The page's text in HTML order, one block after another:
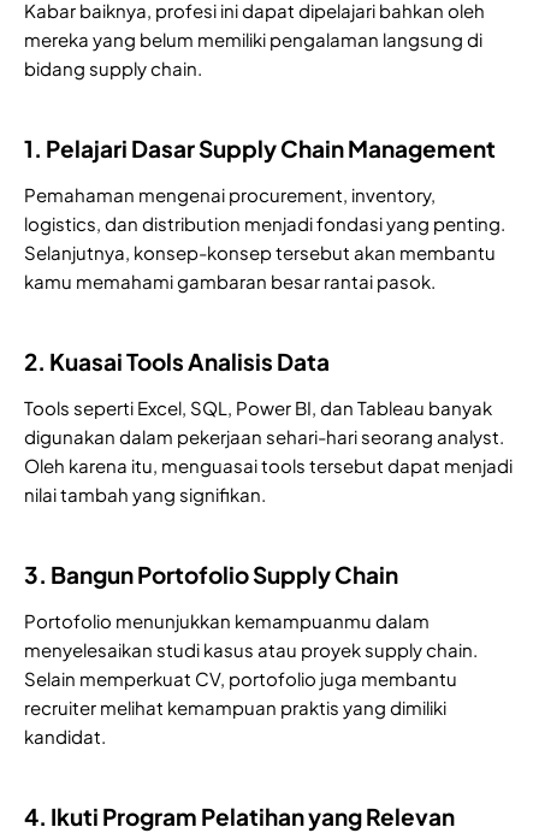
Kabar baiknya, profesi ini dapat dipelajari bahkan oleh
mereka yang belum memiliki pengalaman langsung di
bidang supply chain.
1. Pelajari Dasar Supply Chain Management
Pemahaman mengenai procurement, inventory,
logistics, dan distribution menjadi fondasi yang penting.
Selanjutnya, konsep-konsep tersebut akan membantu
kamu memahami gambaran besar rantai pasok.
2. Kuasai Tools Analisis Data
Tools seperti Excel, SQL, Power BI, dan Tableau banyak
digunakan dalam pekerjaan sehari-hari seorang analyst.
Oleh karena itu, menguasai tools tersebut dapat menjadi
nilai tambah yang signifikan.
3. Bangun Portofolio Supply Chain
Portofolio menunjukkan kemampuanmu dalam
menyelesaikan studi kasus atau proyek supply chain.
Selain memperkuat CV, portofolio juga membantu
recruiter melihat kemampuan praktis yang dimiliki
kandidat.
4. Ikuti Program Pelatihan yang Relevan